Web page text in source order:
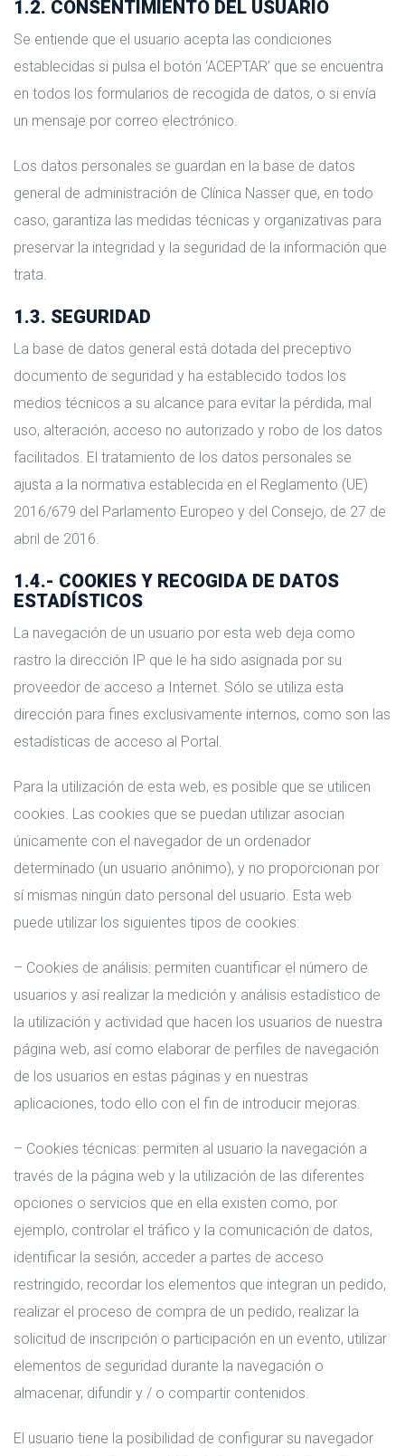
1.2. CONSENTIMIENTO DEL USUARIO
Se entiende que el usuario acepta las condiciones
establecidas si pulsa el botón ‘ACEPTAR’ que se encuentra
en todos los formularios de recogida de datos, o si envía
un mensaje por correo electrónico.
Los datos personales se guardan en la base de datos
general de administración de Clínica Nasser que, en todo
caso, garantiza las medidas técnicas y organizativas para
preservar la integridad y la seguridad de la información que
trata.
1.3. SEGURIDAD
La base de datos general está dotada del preceptivo
documento de seguridad y ha establecido todos los
medios técnicos a su alcance para evitar la pérdida, mal
uso, alteración, acceso no autorizado y robo de los datos
facilitados. El tratamiento de los datos personales se
ajusta a la normativa establecida en el Reglamento (UE)
2016/679 del Parlamento Europeo y del Consejo, de 27 de
abril de 2016.
1.4.- COOKIES Y RECOGIDA DE DATOS
ESTADÍSTICOS
La navegación de un usuario por esta web deja como
rastro la dirección IP que le ha sido asignada por su
proveedor de acceso a Internet. Sólo se utiliza esta
dirección para fines exclusivamente internos, como son las
estadísticas de acceso al Portal.
Para la utilización de esta web, es posible que se utilicen
cookies. Las cookies que se puedan utilizar asocian
únicamente con el navegador de un ordenador
determinado (un usuario anónimo), y no proporcionan por
sí mismas ningún dato personal del usuario. Esta web
puede utilizar los siguientes tipos de cookies:
– Cookies de análisis: permiten cuantificar el número de
usuarios y así realizar la medición y análisis estadístico de
la utilización y actividad que hacen los usuarios de nuestra
página web, así como elaborar de perfiles de navegación
de los usuarios en estas páginas y en nuestras
aplicaciones, todo ello con el fin de introducir mejoras.
– Cookies técnicas: permiten al usuario la navegación a
través de la página web y la utilización de las diferentes
opciones o servicios que en ella existen como, por
ejemplo, controlar el tráfico y la comunicación de datos,
identificar la sesión, acceder a partes de acceso
restringido, recordar los elementos que integran un pedido,
realizar el proceso de compra de un pedido, realizar la
solicitud de inscripción o participación en un evento, utilizar
elementos de seguridad durante la navegación o
almacenar, difundir y / o compartir contenidos.
El usuario tiene la posibilidad de configurar su navegador